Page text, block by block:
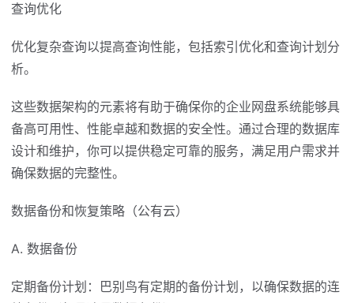
查询优化
优化复杂查询以提高查询性能，包括索引优化和查询计划分
析。
这些数据架构的元素将有助于确保你的企业网盘系统能够具
备高可用性、性能卓越和数据的安全性。通过合理的数据库
设计和维护，你可以提供稳定可靠的服务，满足用户需求并
确保数据的完整性。
数据备份和恢复策略（公有云）
A. 数据备份
定期备份计划：巴别鸟有定期的备份计划，以确保数据的连